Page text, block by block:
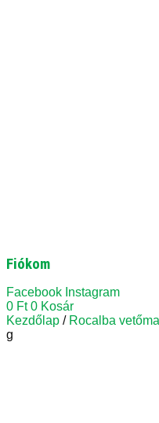
Fiókom
Facebook Instagram
0 Ft 0 Kosár
Kezdőlap / Rocalba
g